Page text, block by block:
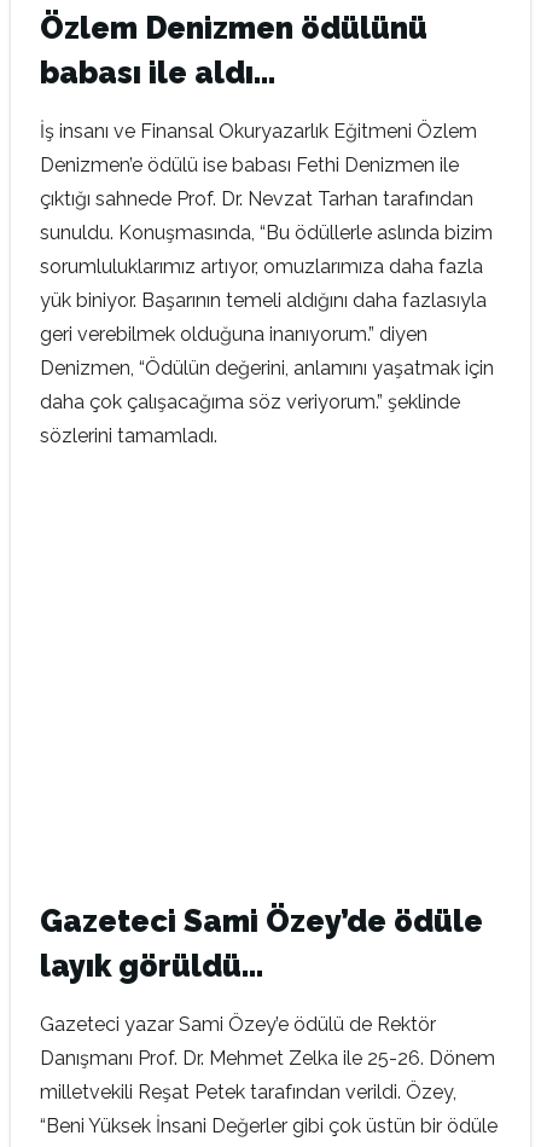
Özlem Denizmen ödülünü
babası ile aldı…
İş insanı ve Finansal Okuryazarlık Eğitmeni Özlem
Denizmen’e ödülü ise babası Fethi Denizmen ile
çıktığı sahnede Prof. Dr. Nevzat Tarhan tarafından
sunuldu. Konuşmasında, “Bu ödüllerle aslında bizim
sorumluluklarımız artıyor, omuzlarımıza daha fazla
yük biniyor. Başarının temeli aldığını daha fazlasıyla
geri verebilmek olduğuna inanıyorum.” diyen
Denizmen, “Ödülün değerini, anlamını yaşatmak için
daha çok çalışacağıma söz veriyorum.” şeklinde
sözlerini tamamladı.
Gazeteci Sami Özey’de ödüle
layık görüldü…
Gazeteci yazar Sami Özey’e ödülü de Rektör
Danışmanı Prof. Dr. Mehmet Zelka ile 25-26. Dönem
milletvekili Reşat Petek tarafından verildi. Özey,
“Beni Yüksek İnsani Değerler gibi çok üstün bir ödüle